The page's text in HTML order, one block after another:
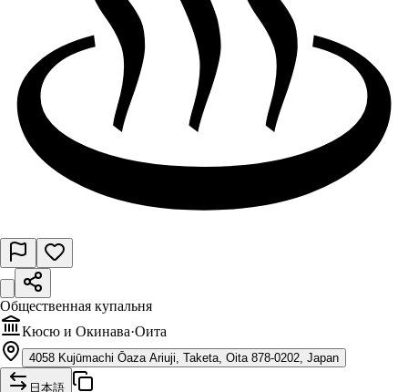
Общественная купальня
Кюсю и Окинава·Оита
4058 Kujūmachi Ōaza Ariuji, Taketa, Oita 878-0202, Japan
日本語